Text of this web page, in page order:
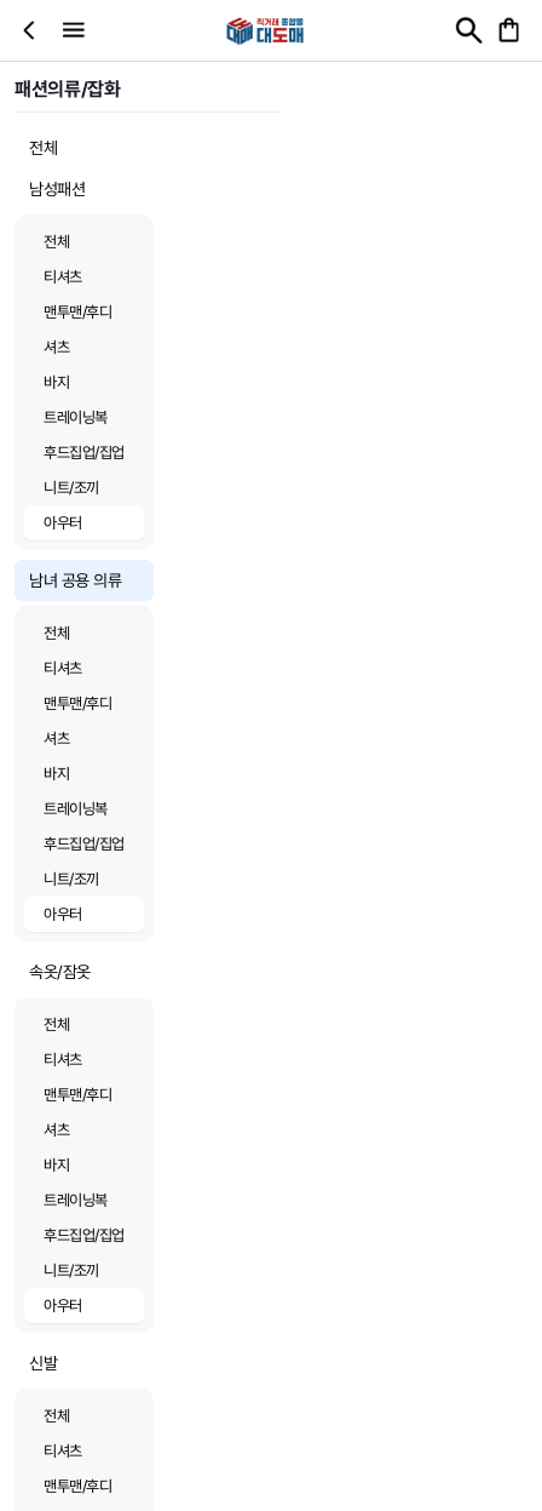
패션의류/잡화
전체
남성패션
전체
티셔츠
맨투맨/후디
셔츠
바지
트레이닝복
후드집업/집업
니트/조끼
아우터
남녀 공용 의류
전체
티셔츠
맨투맨/후디
셔츠
바지
트레이닝복
후드집업/집업
니트/조끼
아우터
속옷/잠옷
전체
티셔츠
맨투맨/후디
셔츠
바지
트레이닝복
후드집업/집업
니트/조끼
아우터
신발
전체
티셔츠
맨투맨/후디